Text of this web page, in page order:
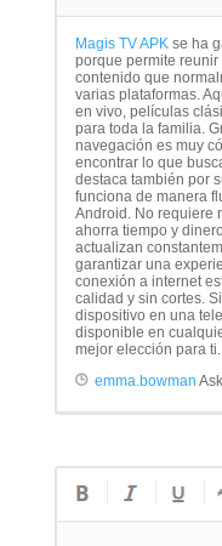
Magis TV APKse ha
porque permite
contenido que
varias plataformas.
en vivo, películas
para toda la familia.
navegación es muy
encontrar lo que
destaca también por
funciona de manera
Android. No requiere
ahorra tiempo y
actualizan
garantizar una
conexión a internet
calidad y sin cortes.
dispositivo en una
disponible en
mejor elección para ti.
emma.bowman